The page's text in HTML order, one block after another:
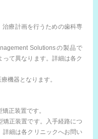
療計画を行うための歯科専
Solutionsの製品で
て異なります。詳細は各ク
機器となります。
正装置です。
正装置です。入手経路につ
詳細は各クリニックへお問い